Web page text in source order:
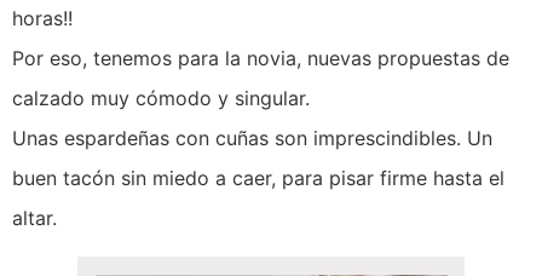
horas!!
Por eso, tenemos para la novia, nuevas propuestas de
calzado muy cómodo y singular.
Unas espardeñas con cuñas son imprescindibles. Un
buen tacón sin miedo a caer, para pisar firme hasta el
altar.